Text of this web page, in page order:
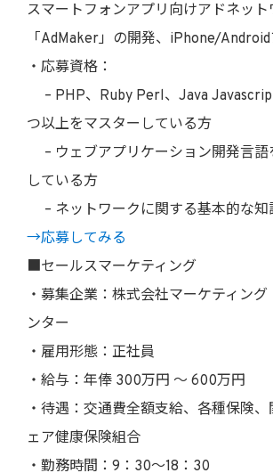
スマートフォンアプリ向けアドネット
「AdMaker」の開発、iPhone/
・応募資格：
– PHP、Ruby Perl、Java
つ以上をマスターしている方
– ウェブアプリケーション開発言語
している方
– ネットワークに関する基本的な知
→応募してみる
■セールスマーケティング
・募集企業：株式会社マーケティング
ンター
・雇用形態：正社員
・給与：年俸 300万円 〜 600万円
・待遇：交通費全額支給、各種保険
ェア健康保険組合
・勤務時間：9：30〜18：30